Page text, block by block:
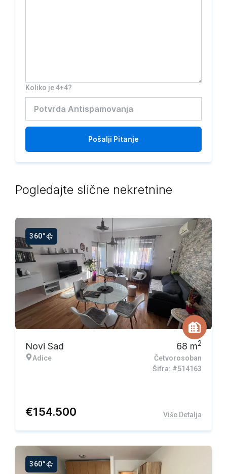
Koliko je 4+4?
Pošalji Pitanje
Pogledajte slične nekretnine
360°
Novi Sad
Adice
68 m2
Četvorosoban
Šifra: #514163
€154.500 Više Detalja
360°